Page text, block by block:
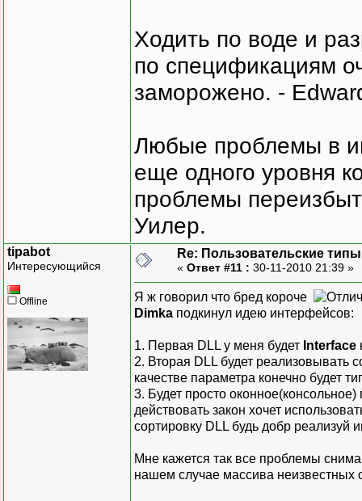
Ходить по воде и
по спецификациям
заморожено. -
Любые проблемы в
еще одного уровня
проблемы
Уилер.
tipabot
Интересующийся
Offline
Re: Пользовательские
« Ответ #11 : 30-11-2010 21:39 »
Я ж говорил что бред короче
Dimka подкинул идею интерфейсов:
1. Первая DLL у меня будет Interface
2. Вторая DLL будет реализовывать
качестве параметра конечно будет
3. Будет просто
действовать закон хочет
сортировку DLL будь добр реализуй
Мне кажется так все проблемы
нашем случае массива неизвестных